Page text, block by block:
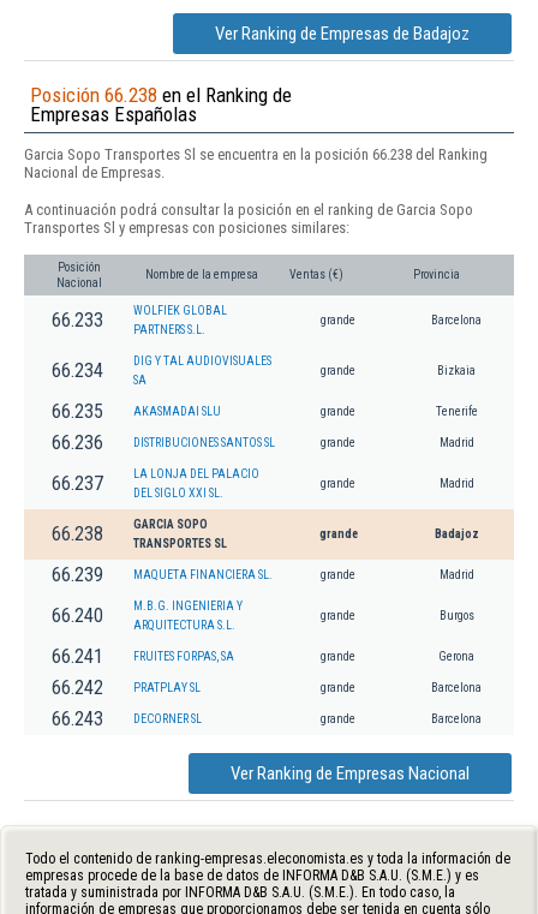
Ver Ranking de Empresas de Badajoz
Posición 66.238 en el Ranking de
Empresas Españolas
Garcia Sopo Transportes Sl se encuentra en la posición 66.238 del Ranking
Nacional de Empresas.
A continuación podrá consultar la posición en el ranking de Garcia Sopo
Transportes Sl y empresas con posiciones similares:
Posición
Nacional
Nombre de la empresa Ventas (€) Provincia
66.233
WOLFIEK GLOBAL
PARTNERS S.L.
grande Barcelona
66.234
DIG Y TAL AUDIOVISUALES
SA
grande Bizkaia
66.235 AKASMADAI SLU grande Tenerife
66.236 DISTRIBUCIONES SANTOS SL grande Madrid
66.237
LA LONJA DEL PALACIO
DEL SIGLO XXI SL.
grande Madrid
66.238
GARCIA SOPO
TRANSPORTES SL
grande Badajoz
66.239 MAQUETA FINANCIERA SL. grande Madrid
66.240
M.B.G. INGENIERIA Y
ARQUITECTURA S.L.
grande Burgos
66.241 FRUITES FORPAS, SA grande Gerona
66.242 PRATPLAY SL grande Barcelona
66.243 DECORNER SL grande Barcelona
Ver Ranking de Empresas Nacional
Todo el contenido de ranking-empresas.eleconomista.es y toda la información de
empresas procede de la base de datos de INFORMA D&B S.A.U. (S.M.E.) y es
tratada y suministrada por INFORMA D&B S.A.U. (S.M.E.). En todo caso, la
información de empresas que proporcionamos debe ser tenida en cuenta sólo